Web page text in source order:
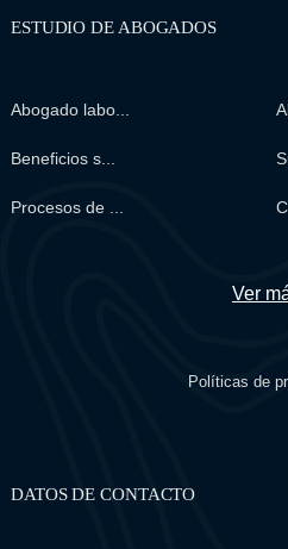
ESTUDIO DE ABOGADOS
Abogado labo...
Beneficios s...
Procesos de ...
Ver
Políticas de
DATOS DE CONTACTO